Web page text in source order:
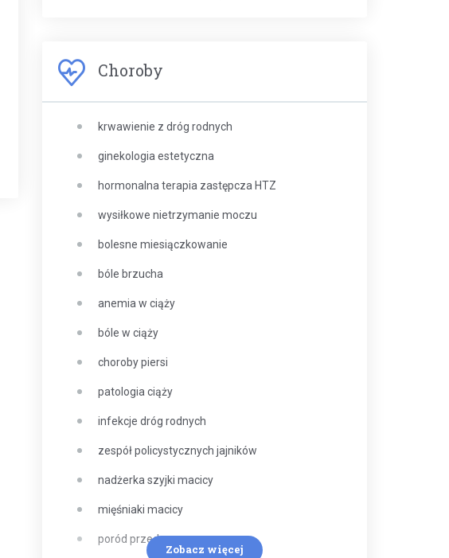
Choroby
krwawienie z dróg rodnych
ginekologia estetyczna
hormonalna terapia zastępcza HTZ
wysiłkowe nietrzymanie moczu
bolesne miesiączkowanie
bóle brzucha
anemia w ciąży
bóle w ciąży
choroby piersi
patologia ciąży
infekcje dróg rodnych
zespół policystycznych jajników
nadżerka szyjki macicy
mięśniaki macicy
poród przedwczesny
Zobacz więcej